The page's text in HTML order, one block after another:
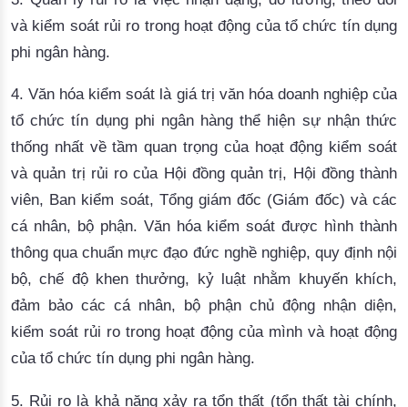
và kiểm soát rủi ro trong hoạt động của tổ chức tín dụng
phi ngân hàng.
4.Văn hóa kiểm soát là giá trị văn hóa doanh nghiệp của
tổ chức tín dụng phi ngân hàng thể hiện sự nhận thức
thống nhất về tầm quan trọng của hoạt động kiểm soát
và quản trị rủi ro của Hội đồng quản trị, Hội đồng thành
viên, Ban kiểm soát, Tổng giám đốc (Giám đốc) và các
cá nhân, bộ phận. Văn hóa kiểm soát được hình thành
thông qua chuẩn mực đạo đức nghề nghiệp, quy định nội
bộ, chế độ khen thưởng, kỷ luật nhằm khuyến khích,
đảm bảo các cá nhân, bộ phận chủ động nhận diện,
kiểm soát rủi ro trong hoạt động của mình và hoạt động
của tổ chức tín dụng phi ngân hàng.
5. Rủi ro là khả năng xảy ra tổn thất (tổn thất tài chính,